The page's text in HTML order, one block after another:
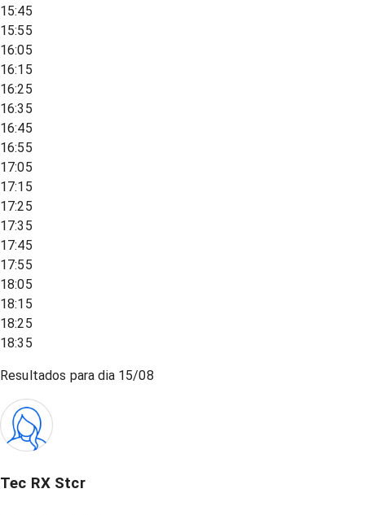
15:45
15:55
16:05
16:15
16:25
16:35
16:45
16:55
17:05
17:15
17:25
17:35
17:45
17:55
18:05
18:15
18:25
18:35
Resultados para dia 15/08
Tec RX Stcr